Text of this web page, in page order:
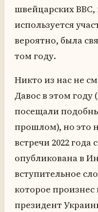
швейцарских ВВС,
используется
вероятно, была
том году.
Никто из нас не
Давос в этом году
посещали
прошлом), но это
встречи 2022 года
опубликована в
вступительное
которое произнес
президент